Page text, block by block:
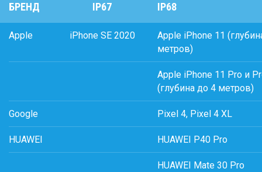
БРЕНД IP67 IP68
Apple iPhone SE 2020
Apple iPhone 11
метров)
Apple iPhone 11 Pro и
(глубина до 4 метров)
Google Pixel 4, Pixel 4 XL
HUAWEI HUAWEI P40 Pro
HUAWEI Mate 30 Pro